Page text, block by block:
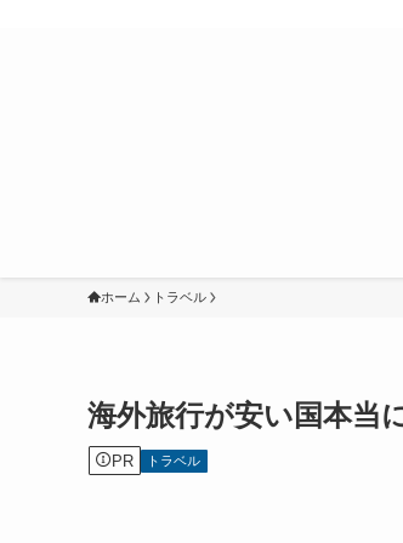
ホーム トラベル
海外旅行が安い国本当
PR トラベル